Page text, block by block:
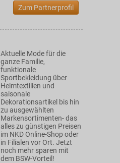
Zum Partnerprofil
Aktuelle Mode für die
ganze Familie,
funktionale
Sportbekleidung über
Heimtextilien und
saisonale
Dekorationsartikel bis hin
zu ausgewählten
Markensortimenten- das
alles zu günstigen Preisen
im NKD Online-Shop oder
in Filialen vor Ort. Jetzt
noch mehr sparen mit
dem BSW-Vorteil!